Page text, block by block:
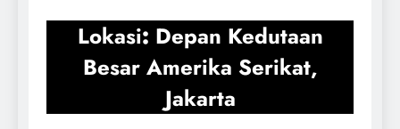
Lokasi: Depan Kedutaan
Besar Amerika Serikat,
Jakarta